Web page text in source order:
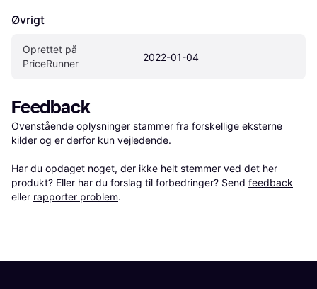
Øvrigt
Oprettet på
PriceRunner
2022-01-04
Feedback
Ovenstående oplysninger stammer fra forskellige eksterne
kilder og er derfor kun vejledende.
Har du opdaget noget, der ikke helt stemmer ved det her
produkt? Eller har du forslag til forbedringer? Send feedback
eller rapporter problem.